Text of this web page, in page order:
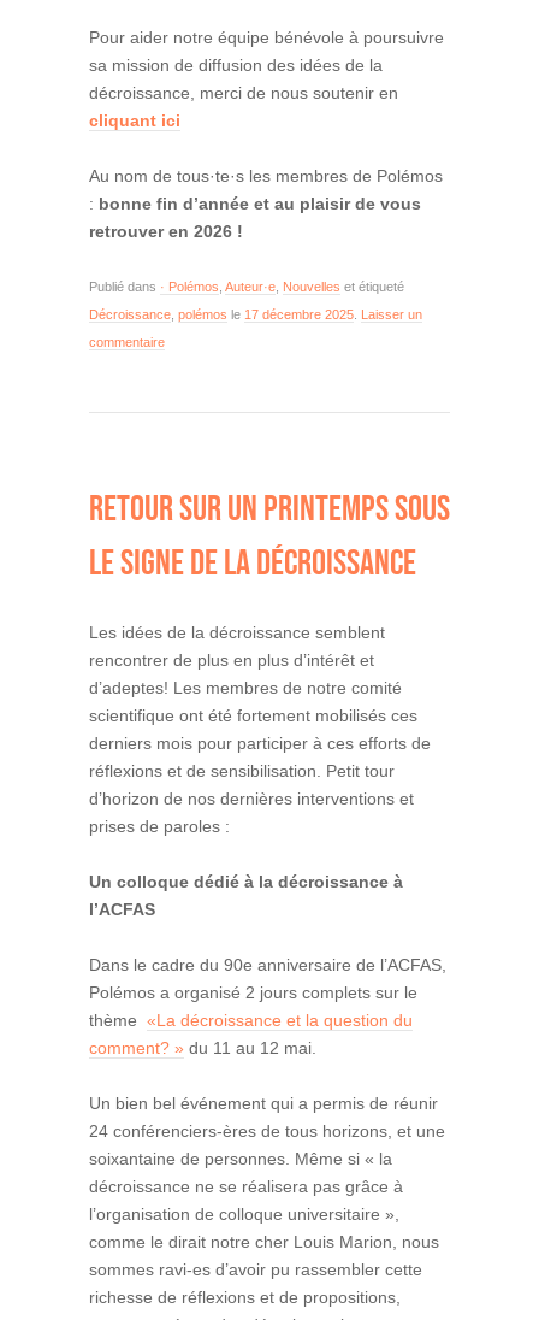
Pour aider notre équipe bénévole à poursuivre
sa mission de diffusion des idées de la
décroissance, merci de nous soutenir en
cliquant ici
Au nom de tous·te·s les membres de Polémos
: bonne fin d’année et au plaisir de vous
retrouver en 2026 !
Publié dans · Polémos Auteur·e Nouvelles et étiqueté
Décroissance polémos le 17 décembre 2025 Laisser un
commentaire
RETOUR SUR UN PRINTEMPS SOUS
LE SIGNE DE LA DÉCROISSANCE
Les idées de la décroissance semblent
rencontrer de plus en plus d’intérêt et
d’adeptes! Les membres de notre comité
scientifique ont été fortement mobilisés ces
derniers mois pour participer à ces efforts de
réflexions et de sensibilisation. Petit tour
d’horizon de nos dernières interventions et
prises de paroles :
Un colloque dédié à la décroissance à
l’ACFAS
Dans le cadre du 90e anniversaire de l’ACFAS,
Polémos a organisé 2 jours complets sur le
thème «La décroissance et la question du
comment? » du 11 au 12 mai.
Un bien bel événement qui a permis de réunir
24 conférenciers-ères de tous horizons, et une
soixantaine de personnes. Même si « la
décroissance ne se réalisera pas grâce à
l’organisation de colloque universitaire »,
comme le dirait notre cher Louis Marion, nous
sommes ravi-es d’avoir pu rassembler cette
richesse de réflexions et de propositions,